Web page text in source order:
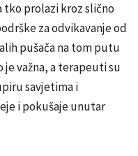
tko prolazi kroz slično
za odvikavanje od
pušača na tom putu
je važna, a terapeuti su
savjetima i
i pokušaje unutar